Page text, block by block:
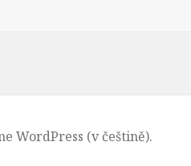
WordPress (v češtině).